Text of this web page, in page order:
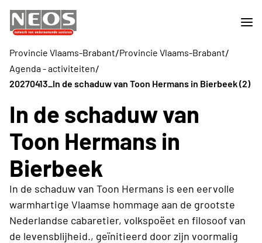
Provincie Vlaams-Brabant/Provincie Vlaams-Brabant/
Agenda - activiteiten/
20270413_In de schaduw van Toon Hermans in Bierbeek (2)
In de schaduw van
Toon Hermans in
Bierbeek
In de schaduw van Toon Hermans is een eervolle
warmhartige Vlaamse hommage aan de grootste
Nederlandse cabaretier, volkspoëet en filosoof van
de levensblijheid., geïnitieerd door zijn voormalig